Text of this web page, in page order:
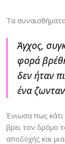
Τα
Άγχος,
φορά
δεν ήταν
ένα
Ένιωσα πως κάτι
βρει τον δρόμο
αποδοχής και